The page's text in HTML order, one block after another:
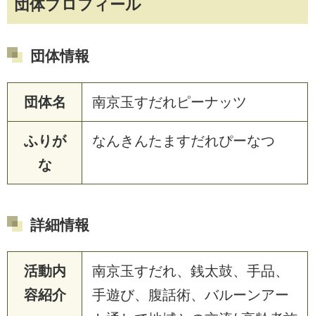
団体プロフィール
団体情報
団体名 南京玉すだれピーナッツ
ふりが
な
なんきんたますだれぴーなつ
詳細情報
活動内
容紹介
南京玉すだれ、銭太鼓、手品、
手遊び、腹話術、バルーンアー